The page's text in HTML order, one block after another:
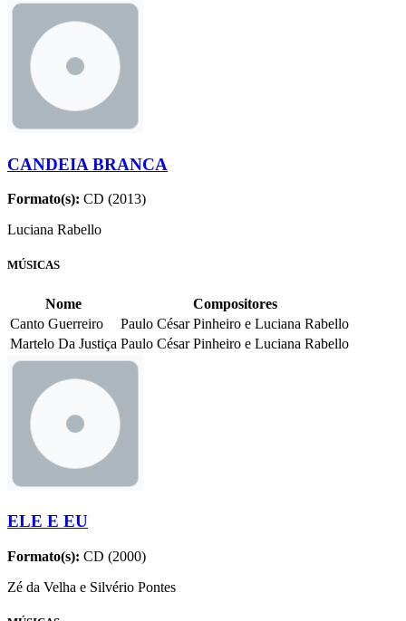
CANDEIA BRANCA
Formato(s): CD (2013)
Luciana Rabello
MÚSICAS
Nome
Compositores
Canto Guerreiro
Paulo César Pinheiro e Luciana Rabello
Martelo Da Justiça Paulo César Pinheiro e Luciana Rabello
ELE E EU
Formato(s): CD (2000)
Zé da Velha e Silvério Pontes